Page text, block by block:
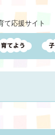
て応援サイト